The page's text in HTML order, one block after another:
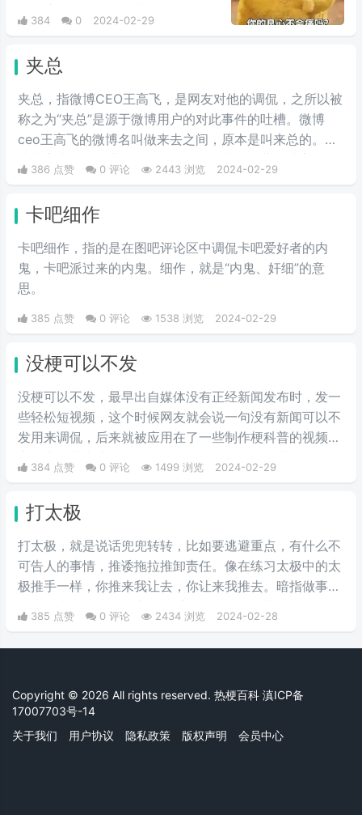
会内疚吗，来源于热图鹦鹉兄弟表
情包，火于知乎，该词也被《咬文
嚼字》评为2017年度十大流行语之
一，现在多用于聊天中的表情包。
384 0 2024-02-29
夹总
夹总，指微博CEO王高飞，是网友对他的调侃，之所以被
称之为“夹总”是源于微博用户的对此事件的吐槽。微博
ceo王高飞的微博名叫做来去之间，原本是叫来总的。因
为称为“夹”，所以来去之间喜提夹总这一称号。
386 点赞 0 评论 2443 浏览 2024-02-29
卡吧细作
卡吧细作，指的是在图吧评论区中调侃卡吧爱好者的内
鬼，卡吧派过来的内鬼。细作，就是“内鬼、奸细”的意
思。
385 点赞 0 评论 1538 浏览 2024-02-29
没梗可以不发
没梗可以不发，最早出自媒体没有正‌‌‌‌‌‌‌‌经新闻发布时，发一
些轻松短视频，这个时候网友就会说一句没有新闻可以不
发用来调侃，后来就被应用在了一些制作梗科普的视频博
意味。“解梗博主”的嘲讽发言，指各类梗科普相关的作者
破梗、旧梗来敷衍了事，不被认可时，网友们就会评论一
句“没梗可以不发”。
384 点赞 0 评论 1499 浏览 2024-02-29
打太极
打太极，就是说话兜兜转转，比如要逃避重点，有什么不
可告人的事情，推诿拖拉推卸责任。像在练习太极中的太
极推手一样，你推来我让去，你让来我推去。暗指做事情
385 点赞 0 评论 2434 浏览 2024-02-28
Copyright © 2026 All rights reserved. 热梗百科 滇ICP备
17007703号-14
关于我们
用户协议 隐私政策 版权声明 会员中心